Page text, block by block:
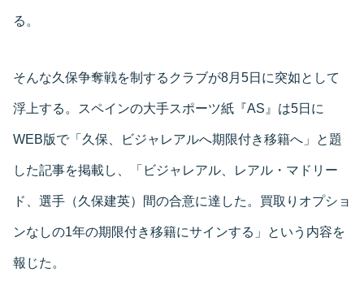
る。
そんな久保争奪戦を制するクラブが8月5日に突如として
浮上する。スペインの大手スポーツ紙『AS』は5日に
WEB版で「久保、ビジャレアルへ期限付き移籍へ」と題
した記事を掲載し、「ビジャレアル、レアル・マドリー
ド、選手（久保建英）間の合意に達した。買取りオプショ
ンなしの1年の期限付き移籍にサインする」という内容を
報じた。